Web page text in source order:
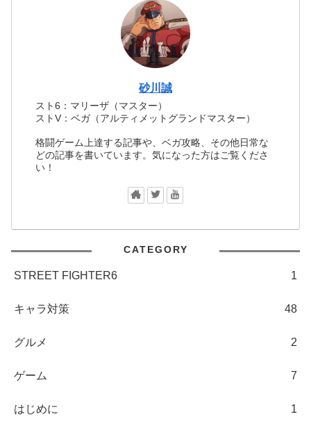
砂川誠
スト6：マリーザ（マスター）
ストV：ベガ（アルティメットグランドマスター）
格闘ゲーム上達する記事や、ベガ攻略、その他日常な
どの記事を書いています。気になった方はご覧くださ
い！
CATEGORY
STREET FIGHTER6 1
キャラ対策 48
グルメ 2
ゲーム 7
はじめに 1